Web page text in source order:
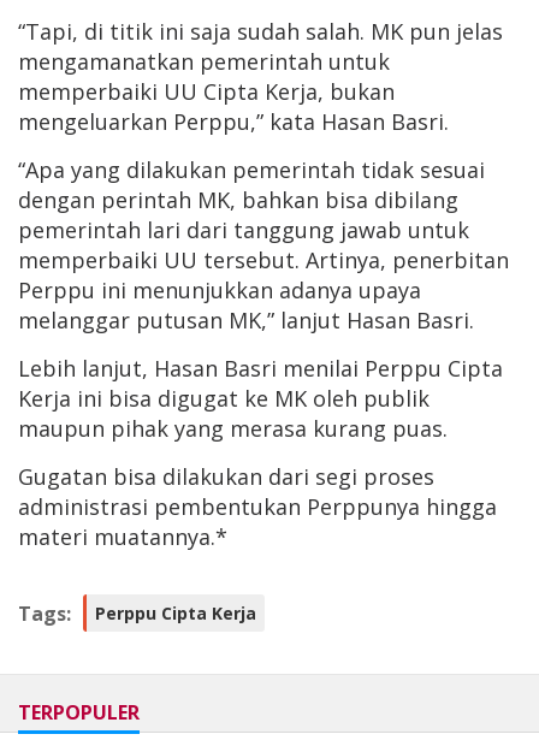
“Tapi, di titik ini saja sudah salah. MK pun jelas
mengamanatkan pemerintah untuk
memperbaiki UU Cipta Kerja, bukan
mengeluarkan Perppu,” kata Hasan Basri.
“Apa yang dilakukan pemerintah tidak sesuai
dengan perintah MK, bahkan bisa dibilang
pemerintah lari dari tanggung jawab untuk
memperbaiki UU tersebut. Artinya, penerbitan
Perppu ini menunjukkan adanya upaya
melanggar putusan MK,” lanjut Hasan Basri.
Lebih lanjut, Hasan Basri menilai Perppu Cipta
Kerja ini bisa digugat ke MK oleh publik
maupun pihak yang merasa kurang puas.
Gugatan bisa dilakukan dari segi proses
administrasi pembentukan Perppunya hingga
materi muatannya.*
Tags: Perppu Cipta Kerja
TERPOPULER